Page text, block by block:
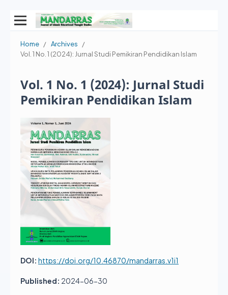
Home / Archives /
Vol. 1 No. 1 (2024): Jurnal Studi Pemikiran Pendidikan Islam
Vol. 1 No. 1 (2024): Jurnal Studi
Pemikiran Pendidikan Islam
DOI: https://doi.org/10.46870/mandarras.v1i1
Published: 2024-06-30